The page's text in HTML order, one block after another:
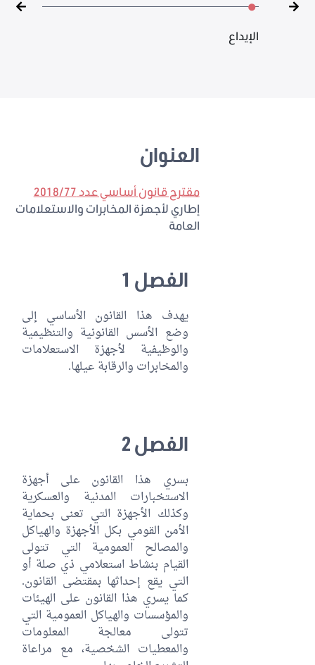
الإيداع
العنوان
مقترح قانون أساسي عدد 2018/77
إطاري لأجهزة المخابرات والاستعلامات
العامة
الفصل 1
يهدف هذا القانون الأساسي إلى
وضع الأسس القانونية والتنظيمية
والوظيفية لأجهزة الاستعلامات
والمخابرات والرقابة عيلها.
الفصل 2
بسري هذا القانون على أجهزة
الاستخبارات المدنية والعسكرية
وكذلك الأجهزة التي تعنى بحماية
الأمن القومي بكل الأجهزة والهياكل
والمصالح العمومية التي تتولى
القيام بنشاط استعلامي ذي صلة أو
التي يقع إحداثها بمقتضى القانون.
كما يسري هذا القانون على الهيئات
والمؤسسات والهياكل العمومية التي
تتولى معالجة المعلومات
والمعطيات الشخصية، مع مراعاة